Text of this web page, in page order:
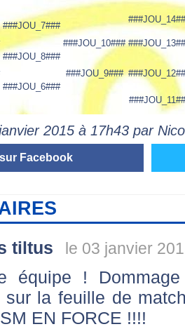
###JOU_7###
###JOU_10###
###JOU_8###
###JOU_9###
###JOU_6###
2015 à 17h43 par
Facebook
tiltus le 03 janvier
équipe !
sur la feuille de
EN FORCE !!!!